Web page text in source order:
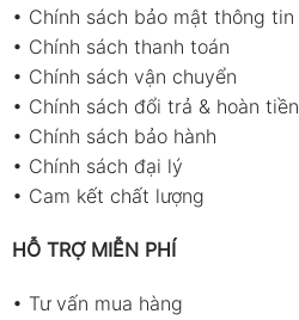
• Chính sách bảo mật thông tin
• Chính sách thanh toán
• Chính sách vận chuyển
• Chính sách đổi trả & hoàn tiền
• Chính sách bảo hành
• Chính sách đại lý
• Cam kết chất lượng
HỖ TRỢ MIỄN PHÍ
• Tư vấn mua hàng